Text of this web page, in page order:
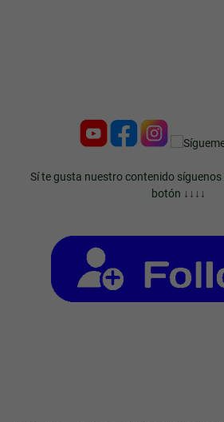
Sí te gusta nuestro contenido
botón ↓↓↓↓